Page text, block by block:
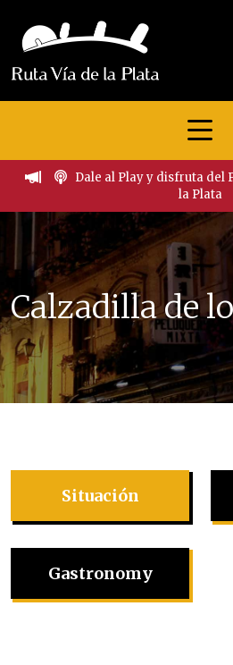
Dale al Play y disfruta del
la Plata
Calzadilla de
Situación
Gastronomy